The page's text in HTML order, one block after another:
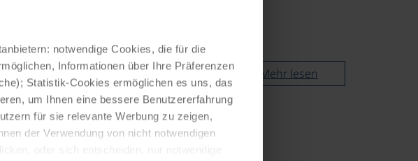
notwendige Cookies, die für die
Informationen über Ihre Präferenzen
Statistik-Cookies ermöglichen es uns, das
um Ihnen eine bessere Benutzererfahrung
für sie relevante Werbung zu zeigen,
der Verwendung von nicht notwendigen
447,-
Mehr lesen